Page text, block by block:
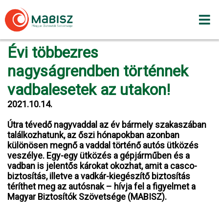
to
content
Évi többezres
nagyságrendben történnek
vadbalesetek az utakon!
2021.10.14.
Útra tévedő nagyvaddal az év bármely szakaszában
találkozhatunk, az őszi hónapokban azonban
különösen megnő a vaddal történő autós ütközés
veszélye. Egy-egy ütközés a gépjárműben és a
vadban is jelentős károkat okozhat, amit a casco-
biztosítás, illetve a vadkár-kiegészítő biztosítás
téríthet meg az autósnak – hívja fel a figyelmet a
Magyar Biztosítók Szövetsége (MABISZ).